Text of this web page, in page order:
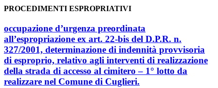
PROCEDIMENTI ESPROPRIATIVI
occupazione d’urgenza preordinata
all’espropriazione ex art. 22-bis del D.P.R. n.
327/2001, determinazione di indennità provvisoria
di esproprio, relativo agli interventi di realizzazione
della strada di accesso al cimitero – 1° lotto da
realizzare nel Comune di Cuglieri.